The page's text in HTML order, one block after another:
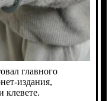
главного
издания,
клевете.